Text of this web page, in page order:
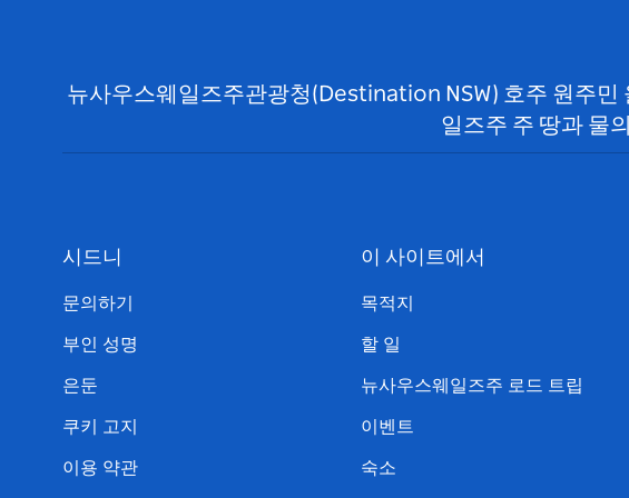
뉴사우스웨일즈주관광청(Destination NSW) 호주 원주민
일즈주 주 땅과 물
시드니
문의하기
부인 성명
은둔
쿠키 고지
이용 약관
이 사이트에서
목적지
할 일
뉴사우스웨일즈주 로드 트립
이벤트
숙소